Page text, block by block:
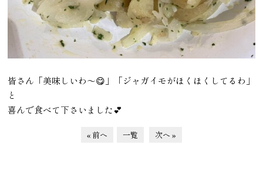
皆さん「美味しいわ～😋」「ジャガイモがほくほくしてるわ」
と
喜んで食べて下さいました💕
« 前へ 一覧 次へ »